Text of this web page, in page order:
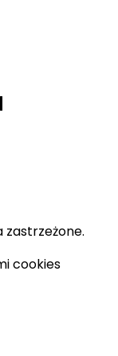
cookies